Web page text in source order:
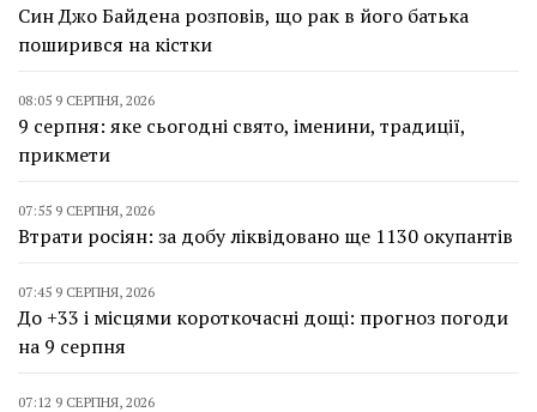
Син Джо Байдена розповів, що рак в його батька
поширився на кістки
08:05 9 СЕРПНЯ, 2026
9 серпня: яке сьогодні свято, іменини, традиції,
прикмети
07:55 9 СЕРПНЯ, 2026
Втрати росіян: за добу ліквідовано ще 1130 окупантів
07:45 9 СЕРПНЯ, 2026
До +33 і місцями короткочасні дощі: прогноз погоди
на 9 серпня
07:12 9 СЕРПНЯ, 2026